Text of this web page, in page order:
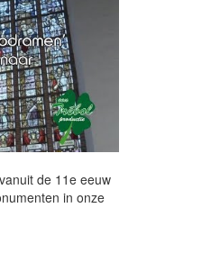
de 11e eeuw
in onze